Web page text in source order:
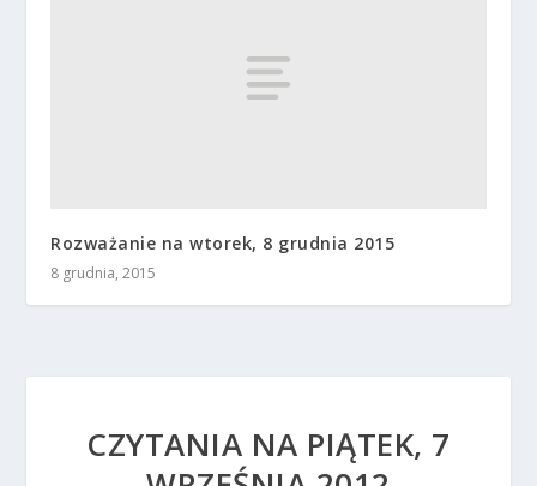
Rozważanie na wtorek, 8 grudnia 2015
8 grudnia, 2015
CZYTANIA NA PIĄTEK, 7